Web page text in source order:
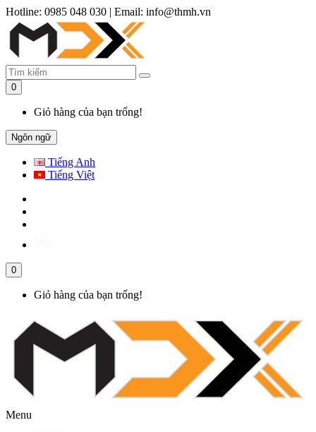
Hotline: 0985 048 030 | Email: info@thmh.vn
0
Giỏ hàng của bạn trống!
Ngôn ngữ
Tiếng Anh
Tiếng Việt
0
Giỏ hàng của bạn trống!
Menu